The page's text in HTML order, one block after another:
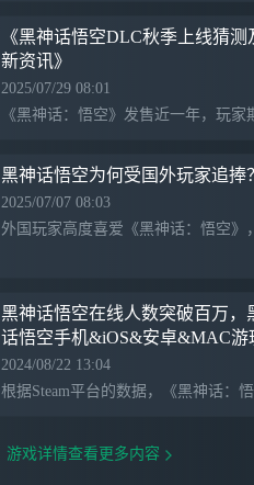
《黑神话悟空DLC秋季上线猜测
新资讯》
2025/07/29 08:01
黑神话悟空为何受国外玩家追捧？
2025/07/07 08:03
黑神话悟空在线人数突破百万，
话悟空手机&iOS&安卓&MAC游
略
2024/08/22 13:04
游戏详情查看更多内容